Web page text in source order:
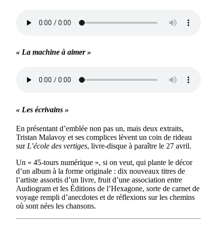
« La machine à aimer »
« Les écrivains »
En présentant d’emblée non pas un, mais deux extraits,
Tristan Malavoy et ses complices lèvent un coin de rideau
sur L’école des vertiges, livre-disque à paraître le 27 avril.
Un « 45-tours numérique », si on veut, qui plante le décor
d’un album à la forme originale : dix nouveaux titres de
l’artiste assortis d’un livre, fruit d’une association entre
Audiogram et les Éditions de l’Hexagone, sorte de carnet de
voyage rempli d’anecdotes et de réflexions sur les chemins
où sont nées les chansons.